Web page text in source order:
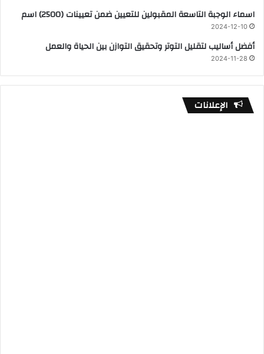
اسماء الوجبة التاسعة المقبولين للتعيين ضمن تعيينات (2500) اسم
2024-12-10
أفضل أساليب لتقليل التوتر وتحقيق التوازن بين الحياة والعمل
2024-11-28
الإعلانات